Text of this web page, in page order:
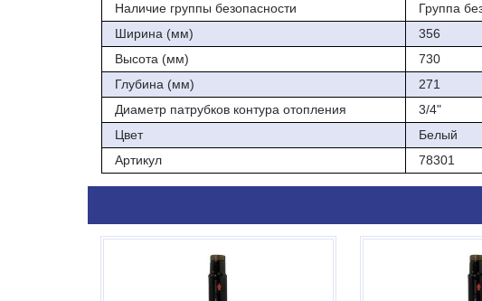
Наличие группы безопасности
Группа
Ширина (мм)
356
Высота (мм)
730
Глубина (мм)
271
Диаметр патрубков контура отопления
3/4"
Цвет
Белый
Артикул
78301